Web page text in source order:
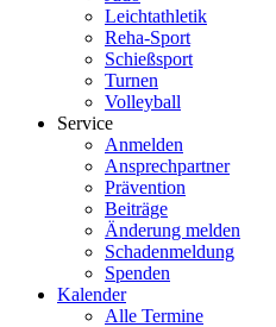
Leichtathletik
Reha-Sport
Schießsport
Turnen
Volleyball
Service
Anmelden
Ansprechpartner
Prävention
Beiträge
Änderung melden
Schadenmeldung
Spenden
Kalender
Alle Termine